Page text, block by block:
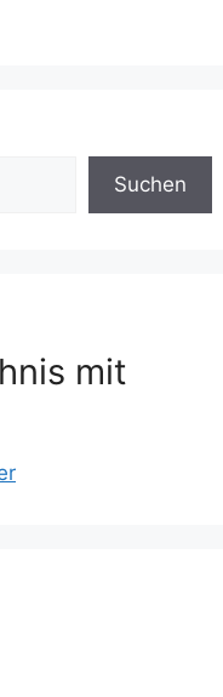
Suchen
mit